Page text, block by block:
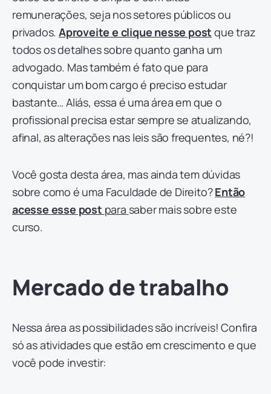
remunerações, seja nos setores públicos ou
privados.Aproveite e clique nesse post que traz
todos os detalhes sobre quanto ganha um
advogado. Mas também é fato que para
conquistar um bom cargo é preciso estudar
bastante… Aliás, essa é uma área em que o
profissional precisa estar sempre se atualizando,
afinal, as alterações nas leis são frequentes, né?!
Você gosta desta área, mas ainda tem dúvidas
sobre como é uma Faculdade de Direito?Então
acesse esse post para saber mais sobre este
curso.
Mercado de trabalho
Nessa área as possibilidades são incríveis! Confira
só as atividades que estão em crescimento e que
você pode investir: